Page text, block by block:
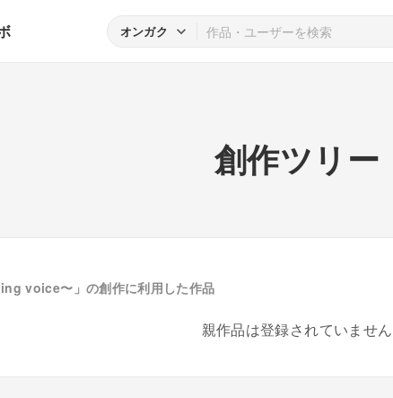
オンガク
創作ツリー
voice〜」の創作に利用した作品
親作品は登録されていません